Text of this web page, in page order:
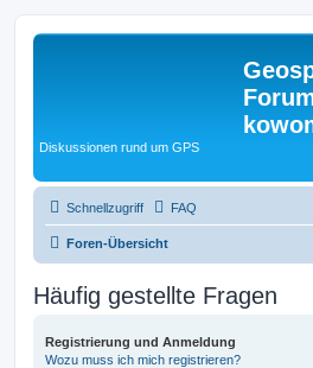
Diskussionen rund um GPS
Schnellzugriff FAQ
Foren-Übersicht
Häufig gestellte Fragen
Registrierung und Anmeldung
Wozu muss ich mich registrieren?